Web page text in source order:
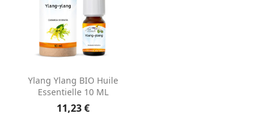
Ylang Ylang BIO Huile
Essentielle 10 ML
11,23 €